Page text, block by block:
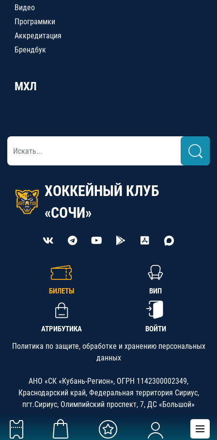
Видео
Программки
Аккредитация
Брендбук
МХЛ
ХОККЕЙНЫЙ КЛУБ
«СОЧИ»
БИЛЕТЫ ВИП
АТРИБУТИКА ВОЙТИ
Политика по защите, обработке и хранению персональных
данных
АНО «СК «Кубань-Регион», ОГРН 1142300002349,
Краснодарский край, Федеральная территория Сириус,
пгт.Сириус, Олимпийский проспект, 7, ДС «Большой»